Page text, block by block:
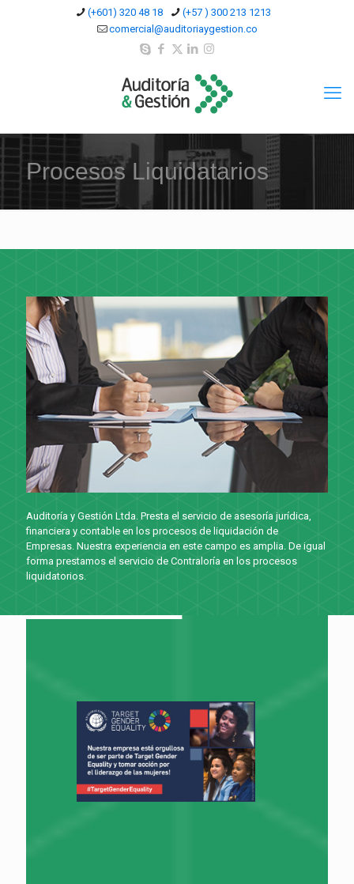
(+601) 320 48 18
(+57 ) 300 213 1213
comercial@auditoriaygestion.co
Procesos Liquidatarios
Auditoría y Gestión Ltda. Presta el servicio de asesoría jurídica,
financiera y contable en los procesos de liquidación de
Empresas. Nuestra experiencia en este campo es amplia. De igual
forma prestamos el servicio de Contraloría en los procesos
liquidatorios.